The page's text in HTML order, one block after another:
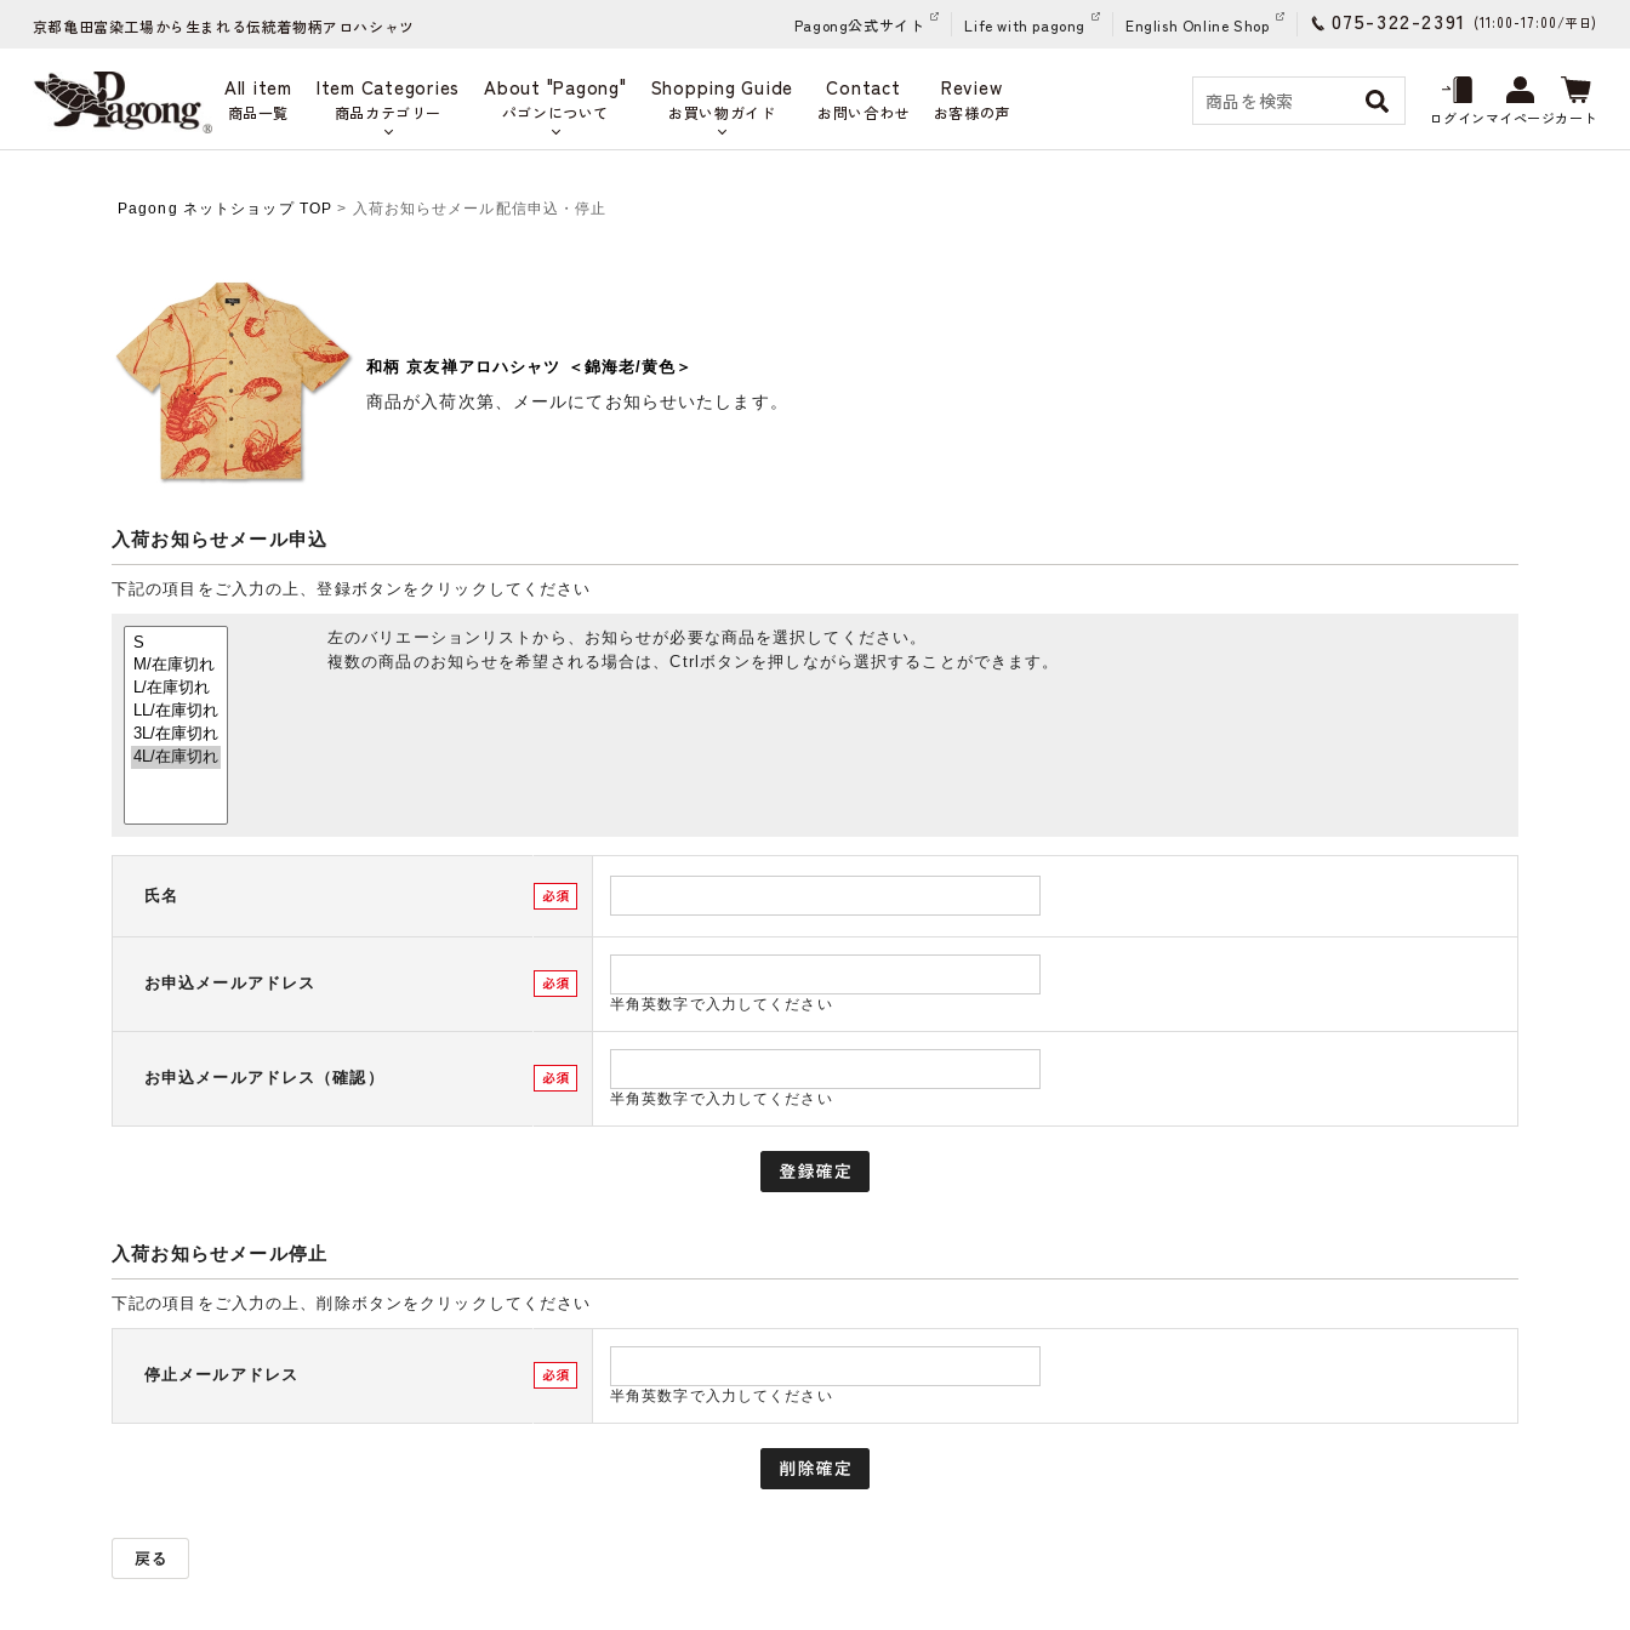
京都亀田富染工場から生まれる伝統着物柄アロハシャツ Pagong公式サイト Life with pagong English Online Shop 075-322-2391 (11:00-17:00/平日)
All item
商品一覧
Item Categories
商品カテゴリー
About "Pagong"
パゴンについて
Shopping Guide
お買い物ガイド
Contact
お問い合わせ
Review
お客様の声 ログインマイページカート
Pagong ネットショップ TOP > 入荷お知らせメール配信申込・停止
和柄 京友禅アロハシャツ ＜錦海老/黄色＞
商品が入荷次第、メールにてお知らせいたします。
入荷お知らせメール申込
下記の項目をご入力の上、登録ボタンをクリックしてください
左のバリエーションリストから、お知らせが必要な商品を選択してください。
複数の商品のお知らせを希望される場合は、Ctrlボタンを押しながら選択することができます。
氏名
お申込メールアドレス
半角英数字で入力してください
お申込メールアドレス（確認）
半角英数字で入力してください
入荷お知らせメール停止
下記の項目をご入力の上、削除ボタンをクリックしてください
停止メールアドレス
半角英数字で入力してください